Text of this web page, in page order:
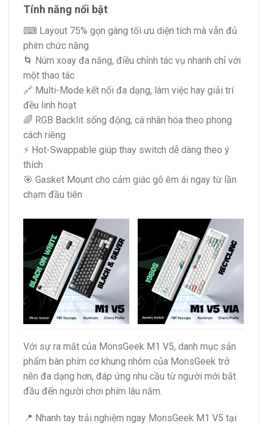
Tính năng nổi bật
⌨ Layout 75% gọn gàng tối ưu diện tích mà vẫn đủ
phím chức năng
🌀 Núm xoay đa năng, điều chỉnh tác vụ nhanh chỉ với
một thao tác
🔗 Multi-Mode kết nối đa dạng, làm việc hay giải trí
đều linh hoạt
🌈 RGB Backlit sống động, cá nhân hóa theo phong
cách riêng
⚡ Hot-Swappable giúp thay switch dễ dàng theo ý
thích
🎯 Gasket Mount cho cảm giác gõ êm ái ngay từ lần
chạm đầu tiên
Với sự ra mắt của MonsGeek M1 V5, danh mục sản
phẩm bàn phím cơ khung nhôm của MonsGeek trở
nên đa dạng hơn, đáp ứng nhu cầu từ người mới bắt
đầu đến người chơi phím lâu năm.
📍 Nhanh tay trải nghiệm ngay MonsGeek M1 V5 tại